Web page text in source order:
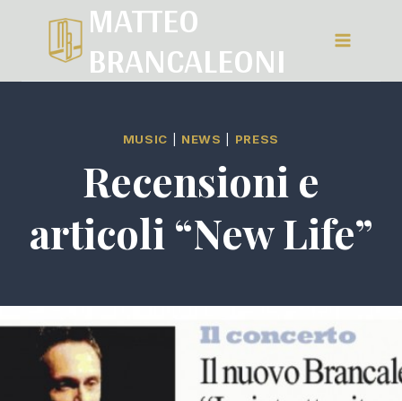
MATTEO
BRANCALEONI
MUSIC NEWS PRESS
Recensioni e
articoli “New Life”